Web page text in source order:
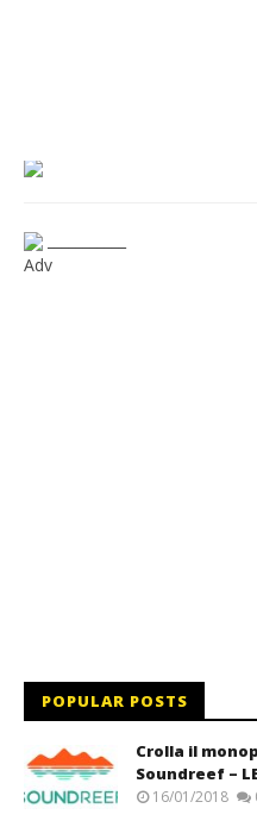
Adv
POPULAR POSTS
Crolla il
Soundreef –
16/01/2018